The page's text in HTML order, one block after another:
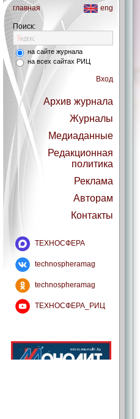
главная eng
Поиск:
на сайте журнала
на всех сайтах РИЦ
Вход
Архив журнала
Журналы
Медиаданные
Редакционная
политика
Реклама
Авторам
Контакты
ТЕХНОСФЕРА
technospheramag
technospheramag
ТЕХНОСФЕРА_РИЦ